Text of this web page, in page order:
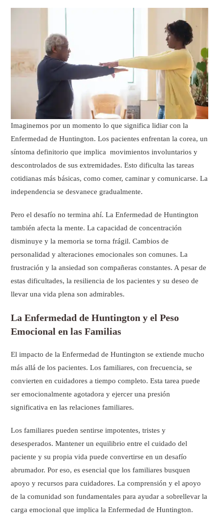
Imaginemos por un momento lo que significa lidiar con la
Enfermedad de Huntington. Los pacientes enfrentan la corea, un
síntoma definitorio que implica movimientos involuntarios y
descontrolados de sus extremidades. Esto dificulta las tareas
cotidianas más básicas, como comer, caminar y comunicarse. La
independencia se desvanece gradualmente.
Pero el desafío no termina ahí. La Enfermedad de Huntington
también afecta la mente. La capacidad de concentración
disminuye y la memoria se torna frágil. Cambios de
personalidad y alteraciones emocionales son comunes. La
frustración y la ansiedad son compañeras constantes. A pesar de
estas dificultades, la resiliencia de los pacientes y su deseo de
llevar una vida plena son admirables.
La Enfermedad de Huntington y el Peso
Emocional en las Familias
El impacto de la Enfermedad de Huntington se extiende mucho
más allá de los pacientes. Los familiares, con frecuencia, se
convierten en cuidadores a tiempo completo. Esta tarea puede
ser emocionalmente agotadora y ejercer una presión
significativa en las relaciones familiares.
Los familiares pueden sentirse impotentes, tristes y
desesperados. Mantener un equilibrio entre el cuidado del
paciente y su propia vida puede convertirse en un desafío
abrumador. Por eso, es esencial que los familiares busquen
apoyo y recursos para cuidadores. La comprensión y el apoyo
de la comunidad son fundamentales para ayudar a sobrellevar la
carga emocional que implica la Enfermedad de Huntington.